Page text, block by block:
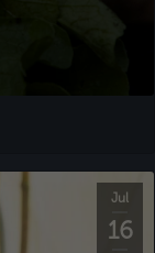
Jul
16